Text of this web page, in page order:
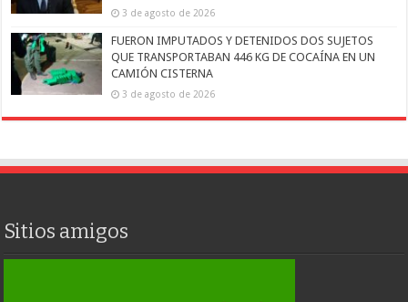
3 de agosto de 2026
FUERON IMPUTADOS Y DETENIDOS DOS SUJETOS
QUE TRANSPORTABAN 446 KG DE COCAÍNA EN UN
CAMIÓN CISTERNA
3 de agosto de 2026
Sitios amigos